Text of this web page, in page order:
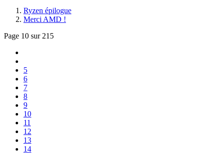
Ryzen épilogue
Merci AMD !
Page 10 sur 215
5
6
7
8
9
10
11
12
13
14